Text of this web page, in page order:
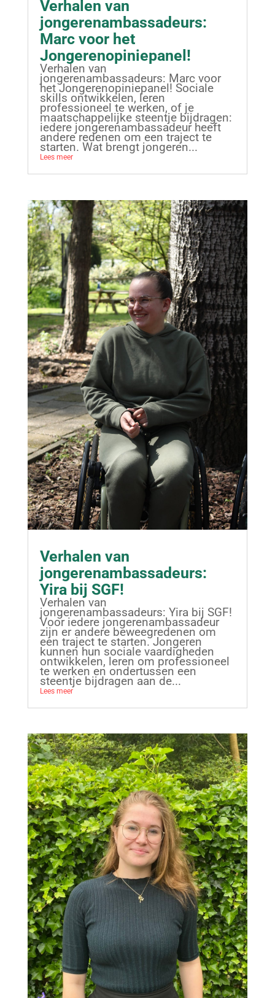
Verhalen van
jongerenambassadeurs:
Marc voor het
Jongerenopiniepanel!
Verhalen van
jongerenambassadeurs: Marc voor
het Jongerenopiniepanel! Sociale
skills ontwikkelen, leren
professioneel te werken, of je
maatschappelijke steentje bijdragen:
iedere jongerenambassadeur heeft
andere redenen om een traject te
starten. Wat brengt jongeren...
Lees meer
Verhalen van
jongerenambassadeurs:
Yira bij SGF!
Verhalen van
jongerenambassadeurs: Yira bij SGF!
Voor iedere jongerenambassadeur
zijn er andere beweegredenen om
een traject te starten. Jongeren
kunnen hun sociale vaardigheden
ontwikkelen, leren om professioneel
te werken en ondertussen een
steentje bijdragen aan de...
Lees meer